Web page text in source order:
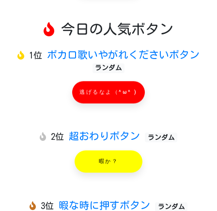
今日の人気ボタン
1位 ボカロ歌いやがれくださいボタン
ランダム
逃げるなよ（^ω^ )
2位 超おわりボタン ランダム
暇か？
3位 暇な時に押すボタン ランダム